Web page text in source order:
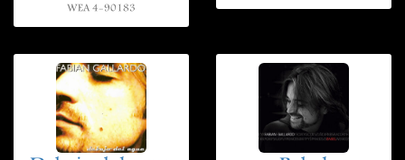
WEA 4-90183